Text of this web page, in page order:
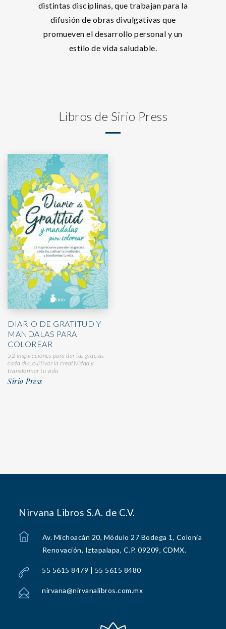
distintas disciplinas, que trabajan para la
difusión de obras divulgativas que
promueven el desarrollo personal y un
estilo de vida saludable.
Libros de Sirio Press
DIARIO DE GRATITUD Y
MANDALAS PARA
COLOREAR
52 inspiraciones para dar las gracias
cada día, cultivar la creatividad y
transformar tu vida
Sirio Press
Nirvana Libros S.A. de C.V.
Av. Michoacán 20, Módulo 27 Bodega 1, Colonia
Renovación, Iztapalapa, C.P. 09209, CDMX.
55 5615 8479 | 55 5615 8480
nirvana@nirvanalibros.com.mx